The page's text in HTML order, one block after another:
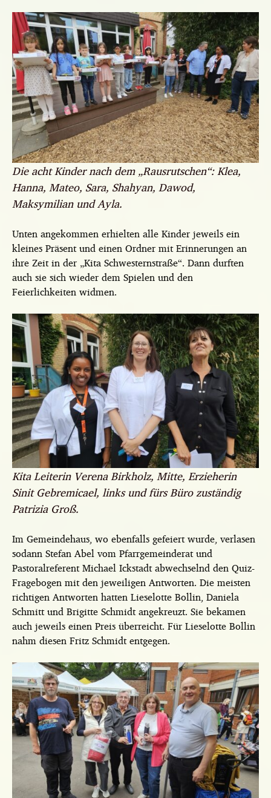
Die acht Kinder nach dem „Rausrutschen“: Klea,
Hanna, Mateo, Sara, Shahyan, Dawod,
Maksymilian und Ayla.
Unten angekommen erhielten alle Kinder jeweils ein
kleines Präsent und einen Ordner mit Erinnerungen an
ihre Zeit in der „Kita Schwesternstraße“. Dann durften
auch sie sich wieder dem Spielen und den
Feierlichkeiten widmen.
Kita Leiterin Verena Birkholz, Mitte, Erzieherin
Sinit Gebremicael, links und fürs Büro zuständig
Patrizia Groß.
Im Gemeindehaus, wo ebenfalls gefeiert wurde, verlasen
sodann Stefan Abel vom Pfarrgemeinderat und
Pastoralreferent Michael Ickstadt abwechselnd den Quiz-
Fragebogen mit den jeweiligen Antworten. Die meisten
richtigen Antworten hatten Lieselotte Bollin, Daniela
Schmitt und Brigitte Schmidt angekreuzt. Sie bekamen
auch jeweils einen Preis überreicht. Für Lieselotte Bollin
nahm diesen Fritz Schmidt entgegen.